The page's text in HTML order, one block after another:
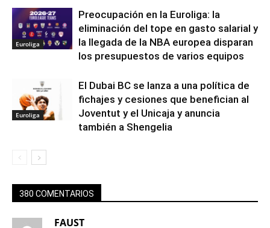
Euroliga
Preocupación en la Euroliga: la
eliminación del tope en gasto salarial y
la llegada de la NBA europea disparan
los presupuestos de varios equipos
Euroliga
El Dubai BC se lanza a una política de
fichajes y cesiones que benefician al
Joventut y el Unicaja y anuncia
también a Shengelia
380 COMENTARIOS
FAUST